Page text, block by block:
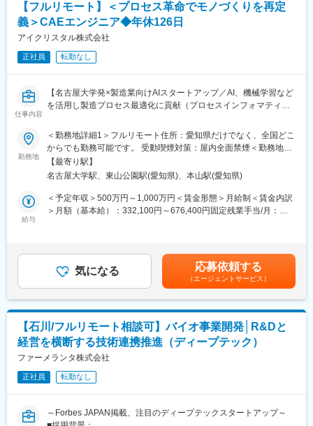
■差別化ポイント
仲間はAIエンジニアや大手企業出身者など多彩なメンバーで、資
金調達も完了し、業界のトップランナーとして走り続けていま
国家プロジェクトや大手企業との共同研究も進行中で、日本のも
■中途入社者からの声
「前職の経験を活かしながら新しい技術に挑戦できる」「役員と
もフラットに議論できる環境」「自社開発の教育システムで学び
ながらスピード成長」「国家プロジェクトや大手企業との共同研
■フルリモート勤務
どこからでも勤務可能です。実際に隔月出社のペースで働いてい
る社員もいます。
※入社後1か月は社員を知る目的で出社を頂きます。
■当社について
名古屋大学・宇治原研究室の先端研究を基盤に生まれたスタート
アップ企業です。
わずかな実データからデジタルツインを作り、仮想実験で最適条
件を瞬時に導きます。
結果、開発期間は短縮、さらに高品質な製品開発につなげること
■差別化ポイント
仲間はAIエンジニアや大手企業出身者など多彩なメンバーで、資
金調達も完了し、業界のトップランナーとして走り続けていま
す。
国家プロジェクトや大手企業との共同研究も進行中で、日本のも
のづくりに新しい常識を生み出す挑戦を続けています。
【フルリモート】＜プロセス革命でモノづくりを再定
義＞CAEエンジニア◆年休126日
アイクリスタル株式会社
正社員 転勤なし
仕事内容
【名古屋大学発×製造業向けAIスタートアップ／AI、機械学習など
を活用し製造プロセス最適化に貢献（プロセスインフォマティク
■業務内容
・製造業のクライアントからいただく現場の各種データを用い
て、シミュレーション解析業務をご担当頂きます。
・シミュレーションを有効活用し、試作や製造工程を短縮し歩留
まり向上に貢献頂きます。
・CAEや物理ドメインに関するリサーチ
・CAE解析にAIを組み合わせたソリューションの経験を積むこと
が可能です。
・クライアントの製造現場のエンジニアの方々とのコミュニケー
ション機会も豊富です。現場の方から情報を引き出すためのコミ
ュニケーション力が求められます。
■中途入社者からの声
「前職の経験を活かしながら新しい技術に挑戦できる」「役員と
もフラットに議論できる」「自社開発の教育システムで学びなが
勤務地
＜勤務地詳細1＞フルリモート住所：愛知県だけでなく、全国どこ
からでも勤務可能です。 受動喫煙対策：屋内全面禁煙＜勤務地詳
細2＞本社住所：愛知県名古屋市千種区不老町1 名古屋大学 TOIC
受動喫煙対策：屋内全面禁煙
【最寄り駅】
名古屋大学駅、東山公園駅(愛知県)、本山駅(愛知県)
給与
＜予定年収＞500万円～1,000万円＜賃金形態＞月給制＜賃金内訳
＞月額（基本給）：332,100円～676,400円固定残業手当/月：
給与改定：年2回（1月、7月）■賞与：年2回（3月、9月）賃金は
あくまでも目安の金額であり、選考を通じて上下する可能性があ
ります。月給(月額)は固定手当を含めた表記です。
気になる 応募依頼する
（エージェントサービス）
【石川/フルリモート相談可】バイオ事業開発│R&Dと
経営を横断する技術連携推進（ディープテック）
ファーメランタ株式会社
正社員 転勤なし
～Forbes JAPAN掲載、注目のディープテックスタートアップ～